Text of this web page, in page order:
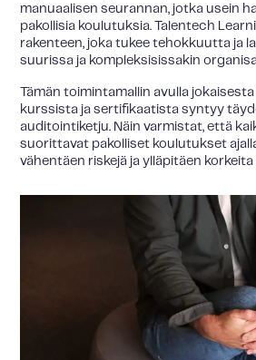
manuaalisen seurannan, jotka usein
pakollisia koulutuksia. Talentech
rakenteen, joka tukee tehokkuutta ja
suurissa ja kompleksisissakin
Tämän toimintamallin avulla
kurssista ja sertifikaatista syntyy
auditointiketju. Näin varmistat, että
suorittavat pakolliset koulutukset
vähentäen riskejä ja ylläpitäen